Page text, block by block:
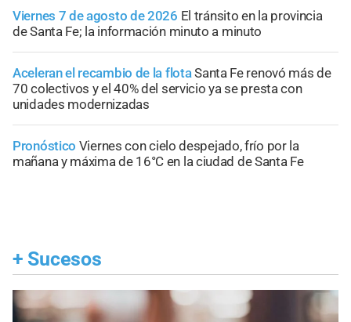
Viernes 7 de agosto de 2026 El tránsito en la provincia
de Santa Fe; la información minuto a minuto
Aceleran el recambio de la flotaSanta Fe renovó más de
70 colectivos y el 40% del servicio ya se presta con
unidades modernizadas
Pronóstico Viernes con cielo despejado, frío por la
mañana y máxima de 16°C en la ciudad de Santa Fe
+ Sucesos